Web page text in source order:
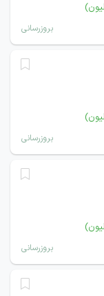
بروزرسانی
بروزرسانی
بروزرسانی